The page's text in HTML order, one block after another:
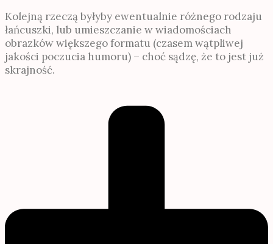
Kolejną rzeczą byłyby ewentualnie różnego rodzaju
łańcuszki, lub umieszczanie w wiadomościach
obrazków większego formatu (czasem wątpliwej
jakości poczucia humoru) – choć sądzę, że to jest już
skrajność.